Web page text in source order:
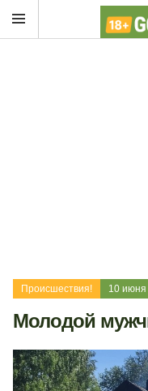
Происшествия! 10 июня
Молодой